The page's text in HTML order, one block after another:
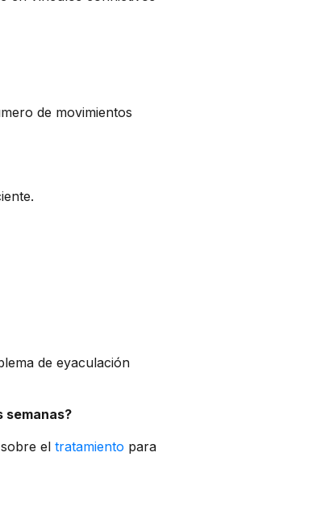
de movimientos
de eyaculación
semanas?
el tratamiento para